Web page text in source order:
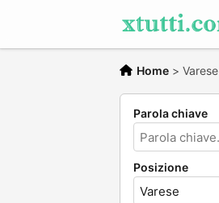
Home > Varese
Parola chiave
Posizione